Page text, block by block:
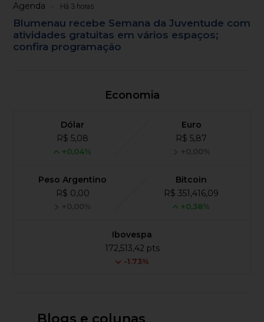
Agenda Há 3 horas
Blumenau recebe Semana da Juventude com
atividades gratuitas em vários espaços;
confira programação
Economia
Dólar
R$ 5,08
+0,04%
Euro
R$ 5,87
+0,00%
Peso Argentino
R$ 0,00
+0,00%
Bitcoin
R$ 351,416,09
+0,38%
Ibovespa
172,513,42 pts
-1.73%